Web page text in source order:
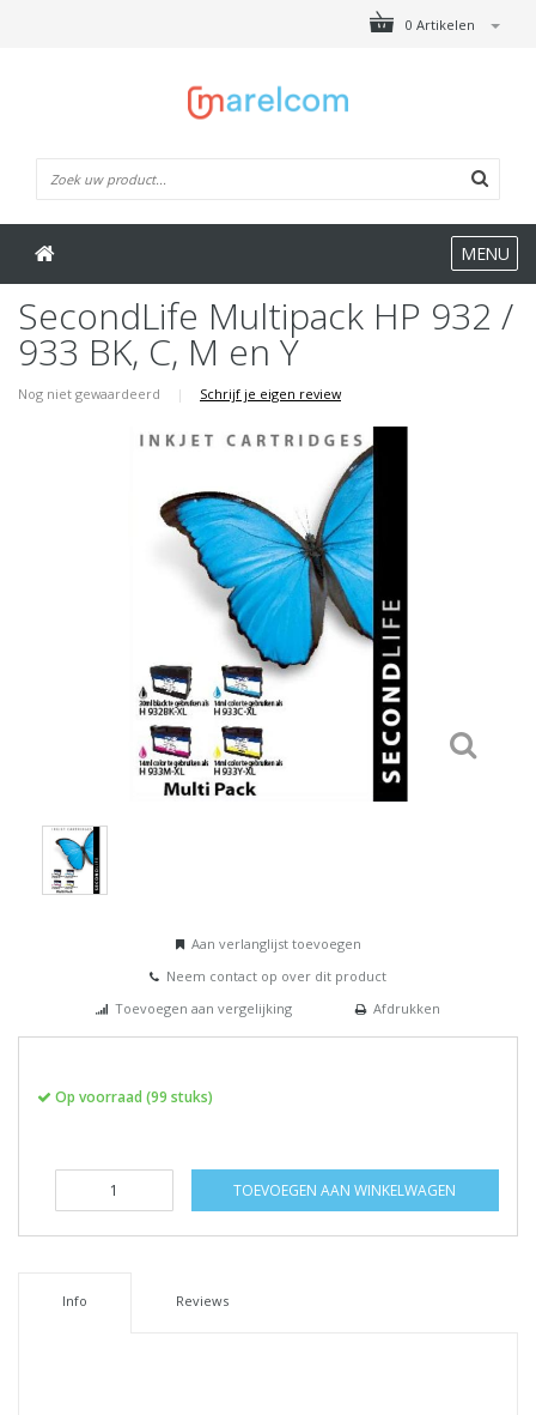
0 Artikelen
MENU
SecondLife Multipack HP 932 /
933 BK, C, M en Y
Nog niet gewaardeerd | Schrijf je eigen review
Aan verlanglijst toevoegen
Neem contact op over dit product
Toevoegen aan vergelijking
Afdrukken
Op voorraad (99 stuks)
TOEVOEGEN AAN WINKELWAGEN
Info Reviews